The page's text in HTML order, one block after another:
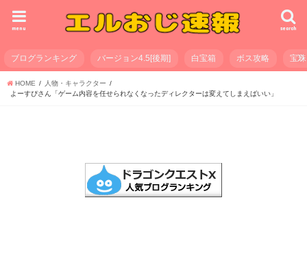
search
menu
ブログランキング バージョン4.5[後期] 白宝箱 ボス攻略 宝珠
HOME
人物・キャラクター
よーすぴさん「ゲーム内容を任せられなくなったディレクターは変えてしまえばいい」